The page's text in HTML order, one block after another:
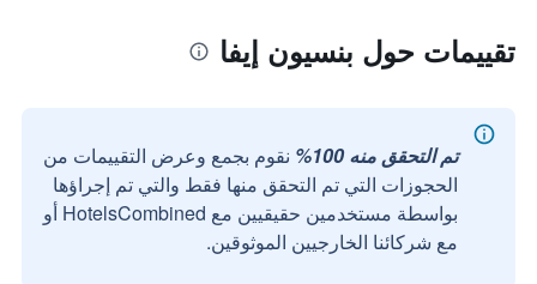
تقييمات حول بنسيون إيفا
تم التحقق منه 100%
نقوم بجمع وعرض التقييمات من
الحجوزات التي تم التحقق منها فقط والتي تم إجراؤها
بواسطة مستخدمين حقيقيين مع HotelsCombined أو
مع شركائنا الخارجيين الموثوقين.